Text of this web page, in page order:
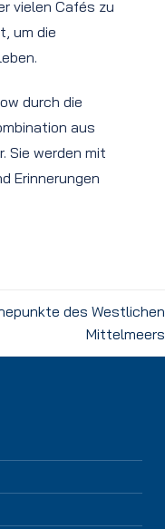
vielen Cafés zu
um die
durch die
aus
Sie werden mit
Erinnerungen
des Westlichen
Mittelmeers